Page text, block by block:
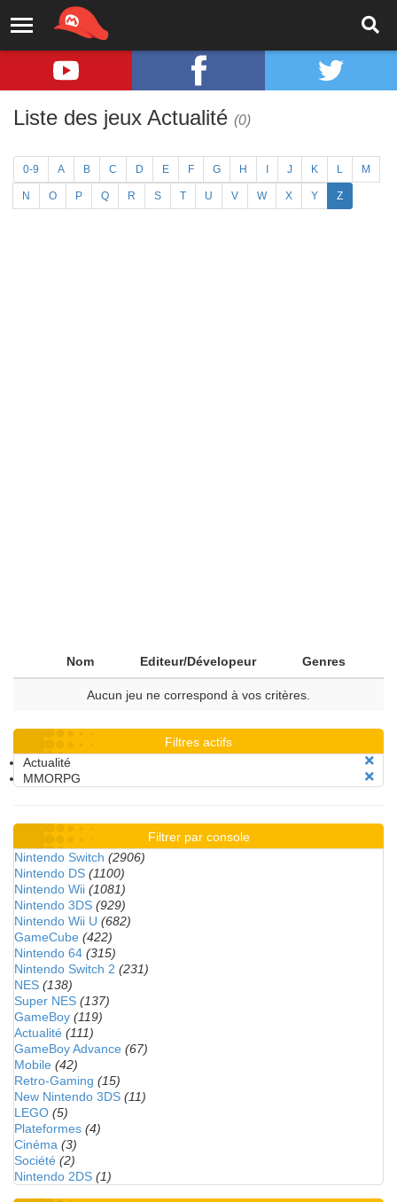
Liste des jeux Actualité (0)
0-9 A B C D E F G H J K L M
N O P Q R S T U V W X Y Z
Nom Editeur/Dévelopeur Genres
Aucun jeu ne correspond à vos critères.
Filtres actifs
Actualité
MMORPG
Filtrer par console
Nintendo Switch (2906)
Nintendo DS (1100)
Nintendo Wii (1081)
Nintendo 3DS (929)
Nintendo Wii U (682)
GameCube (422)
Nintendo 64 (315)
Nintendo Switch 2 (231)
NES (138)
Super NES (137)
GameBoy (119)
Actualité (111)
GameBoy Advance (67)
Mobile (42)
Retro-Gaming (15)
New Nintendo 3DS (11)
LEGO (5)
Plateformes (4)
Cinéma (3)
Société (2)
Nintendo 2DS (1)